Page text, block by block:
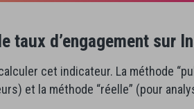
taux d’engagement sur
cet indicateur. La méthode
et la méthode “réelle” (pour